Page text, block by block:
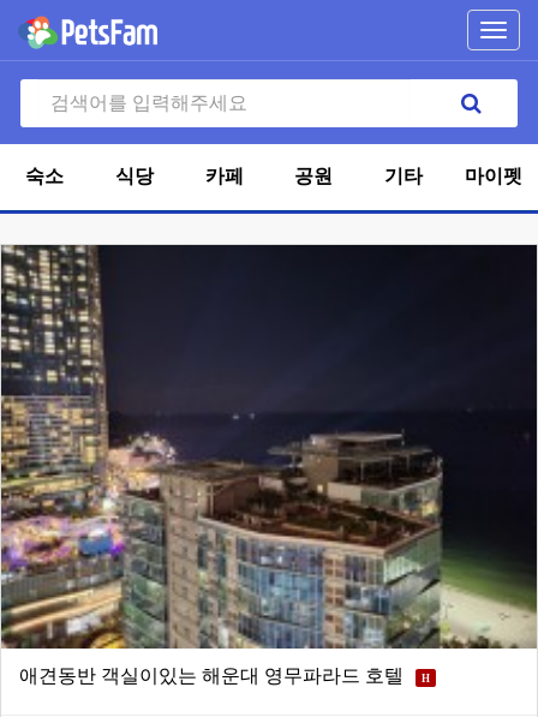
숙소 식당 카페 공원 기타 마이펫
애견동반 객실이있는 해운대 영무파라드 호텔 H